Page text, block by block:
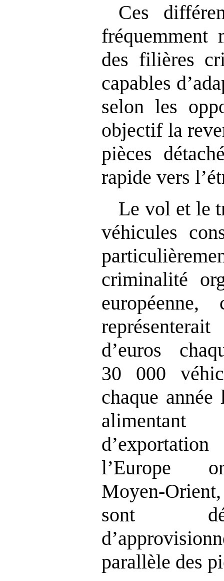
Ces
fréquemment
des filières
capables
selon les
objectif la
pièces
rapide vers
Le vol et le
véhicules
criminalité
d’euros
30 000
chaque
l’Europe
sont
parallèle des